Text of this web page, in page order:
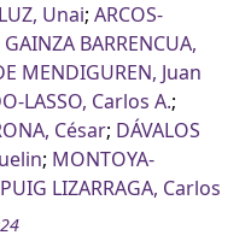
Unai; ARCOS-
GAINZA BARRENCUA,
MENDIGUREN, Juan
LASSO, Carlos A.;
César; DÁVALOS
; MONTOYA-
PUIG LIZARRAGA, Carlos